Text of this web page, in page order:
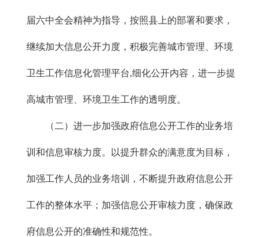
届六中全会精神为指导，按照县上的部署和要求，
继续加大信息公开力度，积极完善城市管理、环境
卫生工作信息化管理平台,细化公开内容，进一步提
高城市管理、环境卫生工作的透明度。
（二）进一步加强政府信息公开工作的业务培
训和信息审核力度。以提升群众的满意度为目标，
加强工作人员的业务培训，不断提升政府信息公开
工作的整体水平；加强信息公开审核力度，确保政
府信息公开的准确性和规范性。